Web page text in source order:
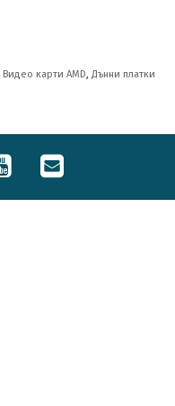
Видео карти AMD, Дънни платки